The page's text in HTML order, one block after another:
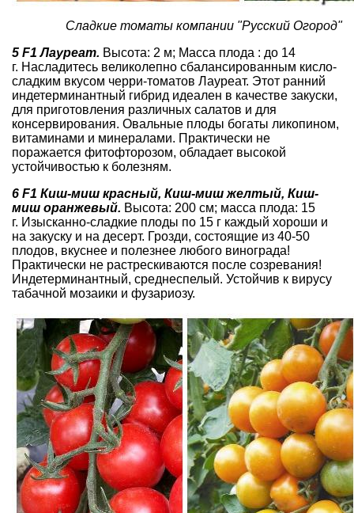
Сладкие томаты компании "Русский Огород"
5 F1 Лауреат. Высота: 2 м; Масса плода : до 14
г. Насладитесь великолепно сбалансированным кисло-
сладким вкусом черри-томатов Лауреат. Этот ранний
индетерминантный гибрид идеален в качестве закуски,
для приготовления различных салатов и для
консервирования. Овальные плоды богаты ликопином,
витаминами и минералами. Практически не
поражается фитофторозом, обладает высокой
устойчивостью к болезням.
6 F1 Киш-миш красный, Киш-миш желтый, Киш-
миш оранжевый. Высота: 200 см; масса плода: 15
г. Изысканно-сладкие плоды по 15 г каждый хороши и
на закуску и на десерт. Грозди, состоящие из 40-50
плодов, вкуснее и полезнее любого винограда!
Практически не растрескиваются после созревания!
Индетерминантный, среднеспелый. Устойчив к вирусу
табачной мозаики и фузариозу.